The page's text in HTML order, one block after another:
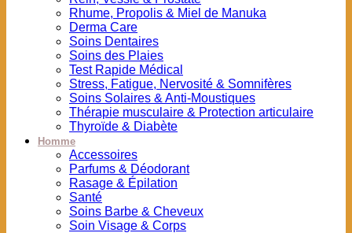
Rhume, Propolis & Miel de Manuka
Derma Care
Soins Dentaires
Soins des Plaies
Test Rapide Médical
Stress, Fatigue, Nervosité & Somnifères
Soins Solaires & Anti-Moustiques
Thérapie musculaire & Protection articulaire
Thyroïde & Diabète
Homme
Accessoires
Parfums & Déodorant
Rasage & Épilation
Santé
Soins Barbe & Cheveux
Soin Visage & Corps